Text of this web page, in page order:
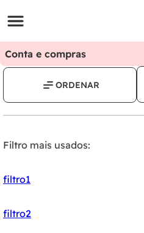
Conta e compras
Filtro mais usados:
filtro1
filtro2